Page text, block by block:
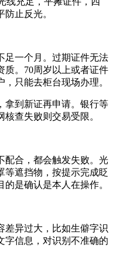
止反光。
足一个月。过期证件无法
质。70周岁以上或者证件
只能去柜台现场办理。
拿到新证再申请。银行等
查失败则交易受限。
配合，都会触发失败。光
等遮挡物，按提示完成眨
是确认是本人在操作。
差异过大，比如生僻字识
字信息，对识别不准确的